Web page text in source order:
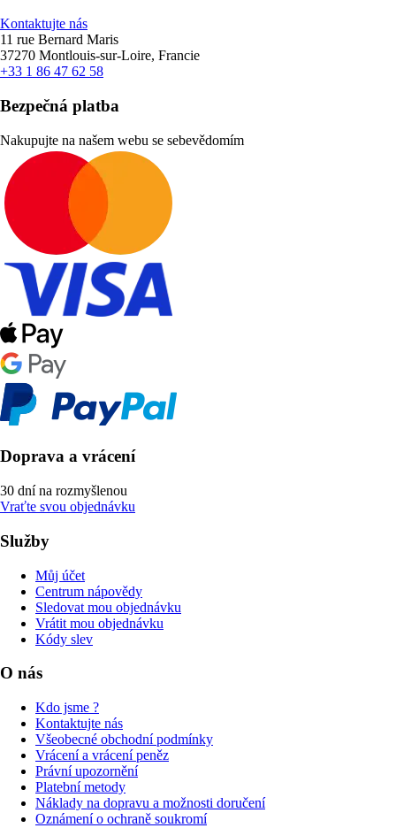
Kontaktujte nás
11 rue Bernard Maris
37270 Montlouis-sur-Loire, Francie
+33 1 86 47 62 58
Bezpečná platba
Nakupujte na našem webu se sebevědomím
Doprava a vrácení
30 dní na rozmyšlenou
Vraťte svou objednávku
Služby
Můj účet
Centrum nápovědy
Sledovat mou objednávku
Vrátit mou objednávku
Kódy slev
O nás
Kdo jsme ?
Kontaktujte nás
Všeobecné obchodní podmínky
Vrácení a vrácení peněz
Právní upozornění
Platební metody
Náklady na dopravu a možnosti doručení
Oznámení o ochraně soukromí